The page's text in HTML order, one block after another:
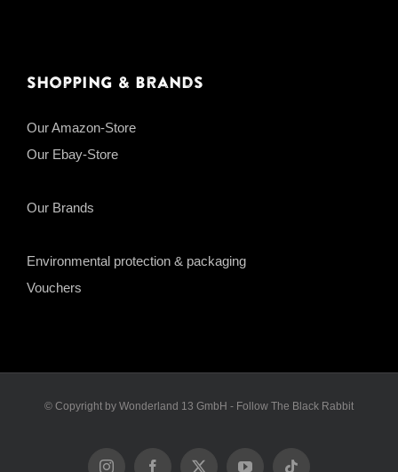
Shopping & Brands
Our Amazon-Store
Our Ebay-Store
Our Brands
Environmental protection & packaging
Vouchers
© Copyright by Wonderland 13 GmbH - Follow The Black Rabbit